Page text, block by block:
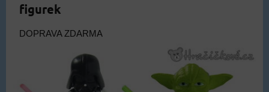
figurek
DOPRAVA ZDARMA